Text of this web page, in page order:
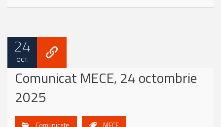
24
OCT.
Comunicat MECE, 24 octombrie
2025
Comunicate MECE